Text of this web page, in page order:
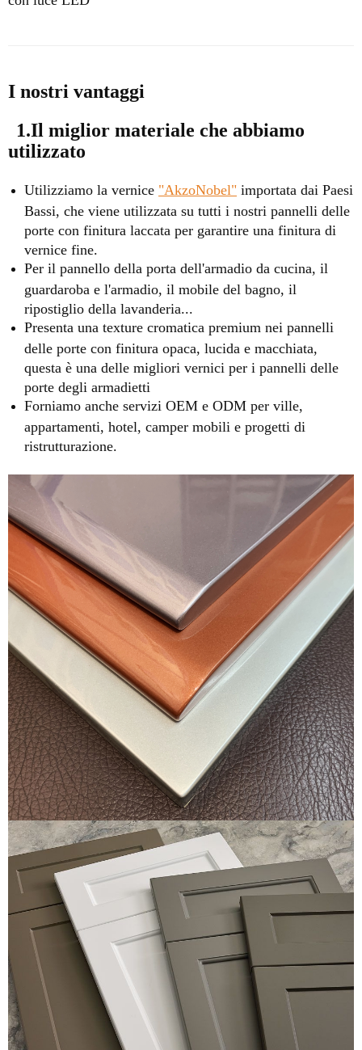
I nostri vantaggi
1.Il miglior materiale che abbiamo
utilizzato
Utilizziamo la vernice "AkzoNobel" importata dai Paesi
Bassi, che viene utilizzata su tutti i nostri pannelli delle
porte con finitura laccata per garantire una finitura di
vernice fine.
Per il pannello della porta dell'armadio da cucina, il
guardaroba e l'armadio, il mobile del bagno, il
ripostiglio della lavanderia...
Presenta una texture cromatica premium nei pannelli
delle porte con finitura opaca, lucida e macchiata,
questa è una delle migliori vernici per i pannelli delle
porte degli armadietti
Forniamo anche servizi OEM e ODM per ville,
appartamenti, hotel, camper mobili e progetti di
ristrutturazione.